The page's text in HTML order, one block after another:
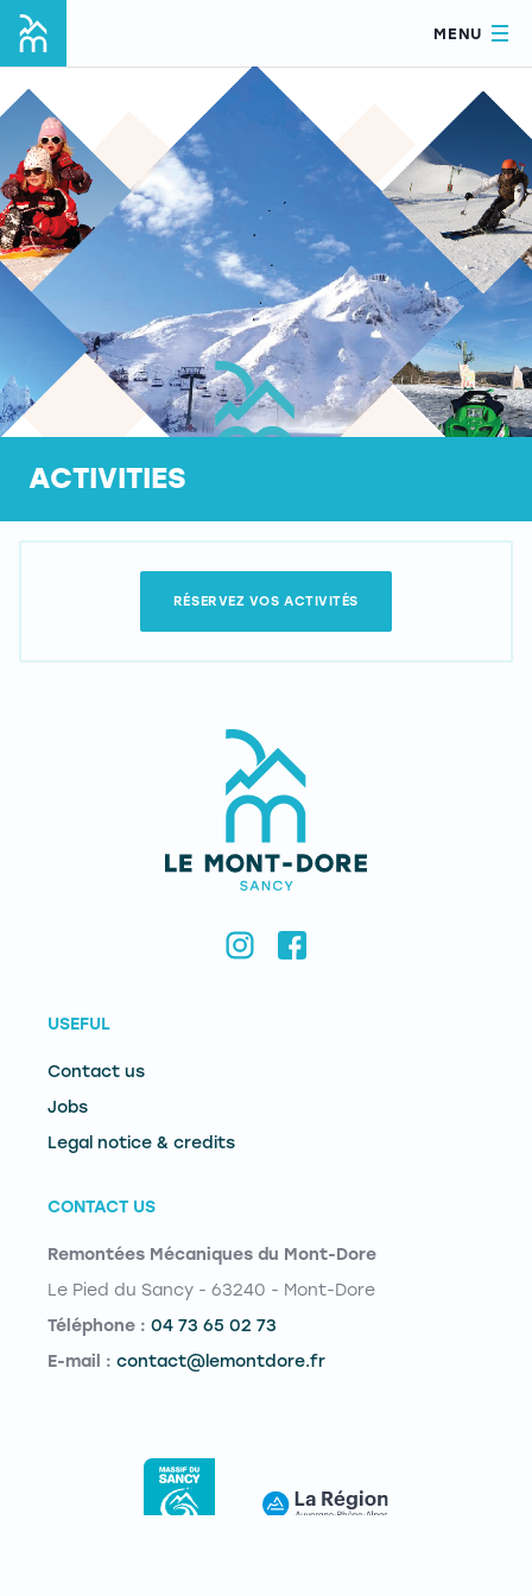
MENU
ACTIVITIES
RÉSERVEZ VOS ACTIVITÉS
USEFUL
Contact us
Jobs
Legal notice & credits
CONTACT US
Remontées Mécaniques du Mont-Dore
Le Pied du Sancy - 63240 - Mont-Dore
Téléphone : 04 73 65 02 73
E-mail : contact@lemontdore.fr